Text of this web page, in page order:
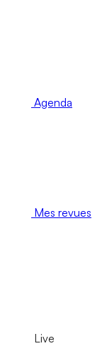
Agenda
Mes revues
Live